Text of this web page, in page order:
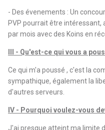
- Des évenements : Un
PVP pourrait être intéressant,
par mois avec des Koins en
III - Qu'est-ce qui vous a
Ce qui m'a poussé , c'est la
sympathique, également la
d'autres serveurs.
IV - Pourquoi voulez-vous
J'ai presque atteint ma limite